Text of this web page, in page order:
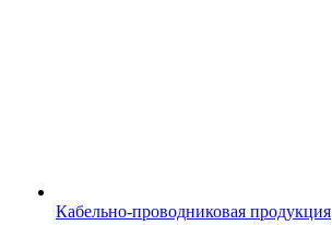
Кабельно-проводниковая продукция